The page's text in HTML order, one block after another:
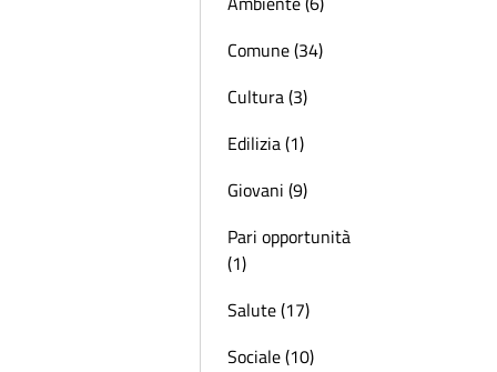
Comune (34)
Cultura (3)
Edilizia (1)
Giovani (9)
Pari opportunità
(1)
Salute (17)
Sociale (10)